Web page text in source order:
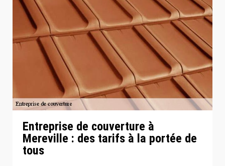
Entreprise de couverture à
Mereville : des tarifs à la portée de
tous